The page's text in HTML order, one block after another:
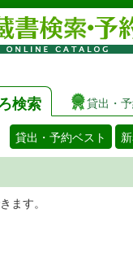
検索 貸出・
貸出・予約ベスト
することがで